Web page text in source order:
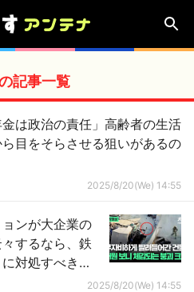
記事一覧
は政治の責任」高齢者の生活
目をそらさせる狙いがあるの
2025/8/20(We) 14:55
ンが大企業の
するなら、鉄
対処すべき
、これはこれ」2025/8/20(We) 14:55